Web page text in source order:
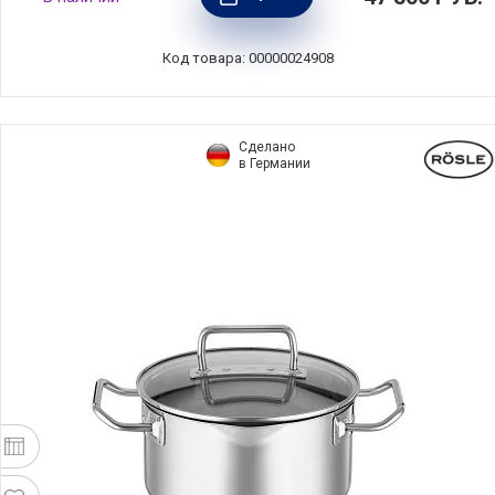
серый омбре, Le Creuset, Франция,
Код товара: 00000024908
Сделано
в Германии